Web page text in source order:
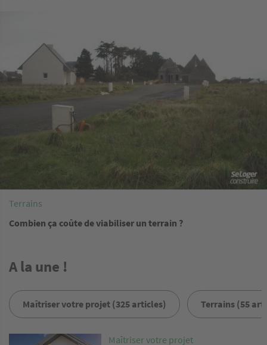
Terrains
Combien ça coûte de viabiliser un terrain ?
A la une !
Maîtriser votre projet (325 articles) Terrains (55
Maîtriser votre projet